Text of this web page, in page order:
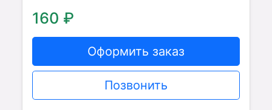
160 ₽
Оформить заказ
Позвонить